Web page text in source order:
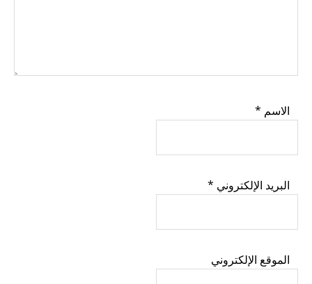
الاسم *
البريد الإلكتروني *
الموقع الإلكتروني